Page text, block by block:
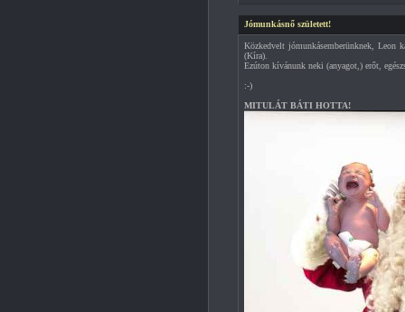
Jómunkásnő született!
Közkedvelt jómunkásemberünknek, Leon
(Kíra).
Ezúton kívánunk neki (anyagot,) erőt,
:-)
MITULÁT BÁTI HOTTA!